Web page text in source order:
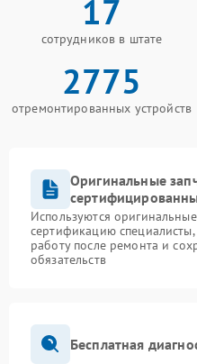
17
сотрудников в штате
2775
отремонтированных устройств
Оригинальные
Используются
сертификацию
работу после ремонта и
обязательств
Бесплатная